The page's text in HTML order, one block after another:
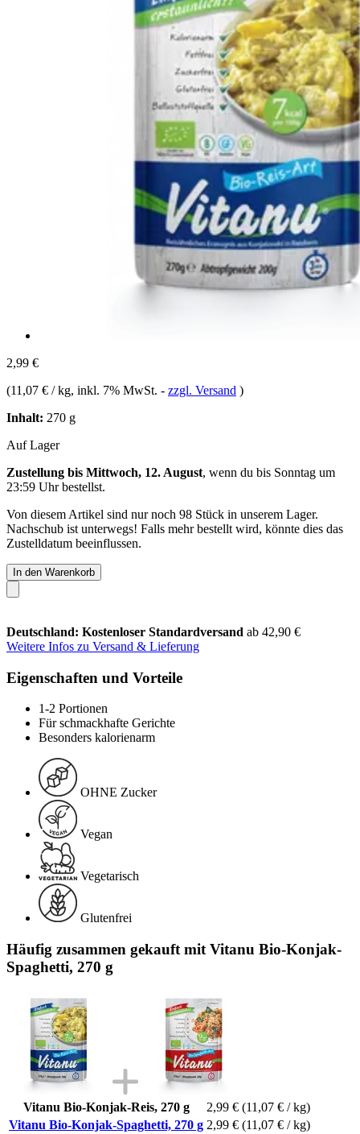
2,99 €
(11,07 € / kg, inkl. 7% MwSt. - zzgl. Versand )
Inhalt: 270 g
Auf Lager
Zustellung bis Mittwoch, 12. August, wenn du bis Sonntag um
23:59 Uhrbestellst.
Von diesem Artikel sind nur noch 98 Stück in unserem Lager.
Nachschub ist unterwegs! Falls mehr bestellt wird, könnte dies das
Zustelldatum beeinflussen.
In den Warenkorb
Deutschland: Kostenloser Standardversand ab 42,90 €
Weitere Infos zu Versand & Lieferung
Eigenschaften und Vorteile
1-2 Portionen
Für schmackhafte Gerichte
Besonders kalorienarm
OHNE Zucker
Vegan
Vegetarisch
Glutenfrei
Häufig zusammen gekauft mit Vitanu Bio-Konjak-
Spaghetti, 270 g
Vitanu Bio-Konjak-Reis, 270 g 2,99 € (11,07 € / kg)
Vitanu Bio-Konjak-Spaghetti, 270 g 2,99 € (11,07 € / kg)